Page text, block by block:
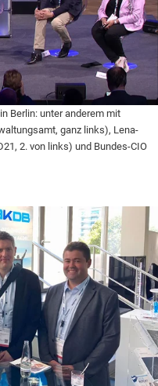
Berlin: unter anderem mit
ganz links), Lena-
2. von links) und Bundes-CIO